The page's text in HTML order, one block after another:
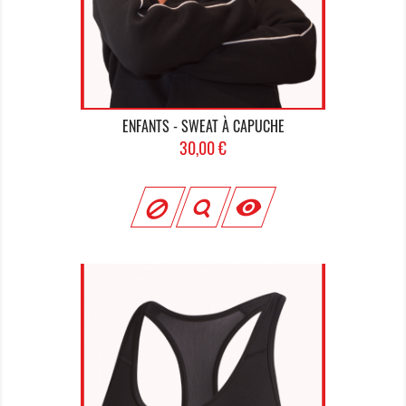
ENFANTS - SWEAT À CAPUCHE
Prix
30,00 €
